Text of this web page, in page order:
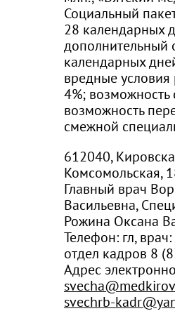
Социальный
28 календарных
дополнительный
календарных
вредные
4%; возможность
возможность
смежной
612040,
Комсомольская,
Главный врач
Васильевна,
Рожина Оксана
Телефон: гл,
отдел кадров 8
Адрес
svechrb-